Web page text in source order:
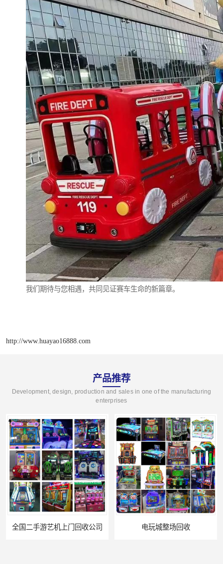
我们期待与您相遇，共同见证赛车生命的新篇章。
http://www.huayao16888.com
产品推荐
Development, design, production and sales in one of the manufacturing
enterprises
电玩城整场回收 儿童机回收